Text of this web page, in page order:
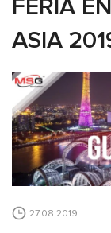
FERIA
ASIA
27.08.2019